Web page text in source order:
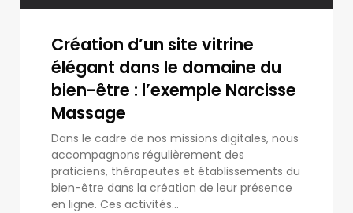
Création d’un site vitrine
élégant dans le domaine du
bien-être : l’exemple Narcisse
Massage
Dans le cadre de nos missions digitales, nous
accompagnons régulièrement des
praticiens, thérapeutes et établissements du
bien-être dans la création de leur présence
en ligne. Ces activités...